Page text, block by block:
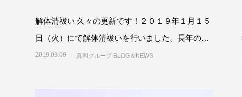
解体清祓い 久々の更新です！２０１９年１月１５
日（火）にて解体清祓いを行いました。長年の約
2
2019.03.09 真和グループ BLOG＆NEWS